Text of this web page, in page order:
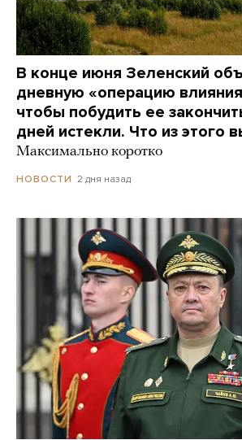
В конце июня Зеленский
дневную «операцию
чтобы побудить ее
дней истекли. Что из этого
Максимально коротко
НОВОСТИ 2 дня назад